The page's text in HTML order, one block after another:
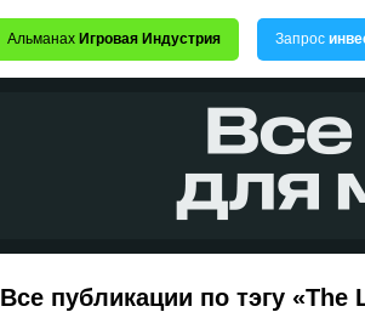
Альманах Игровая Индустрия Запрос
Все публикации по тэгу «The